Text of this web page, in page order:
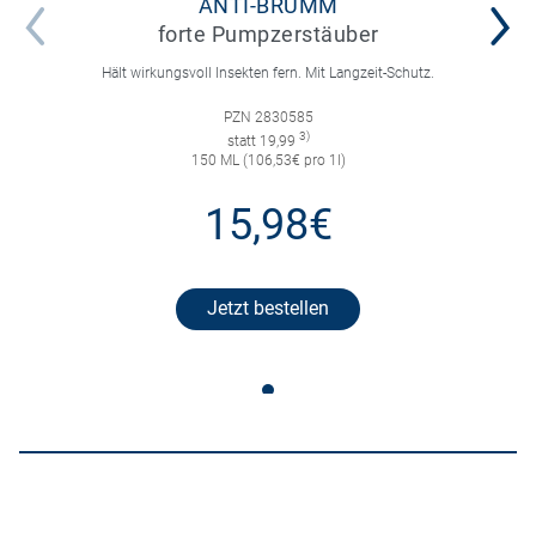
ANTI-BRUMM
forte Pumpzerstäuber
Hält wirkungsvoll Insekten fern. Mit Langzeit-Schutz.
PZN 2830585
statt 19,99 3)
150 ML (106,53€ pro 1l)
15,98€
Jetzt bestellen